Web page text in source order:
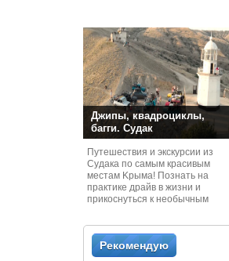
Джипы, квадроциклы,
багги. Судак
Путешествия и экскурcии из
Судaка по самым красивым
местам Kрыма! Познать на
практике драйв в жизни и
прикоснуться к необычным
Рекомендую